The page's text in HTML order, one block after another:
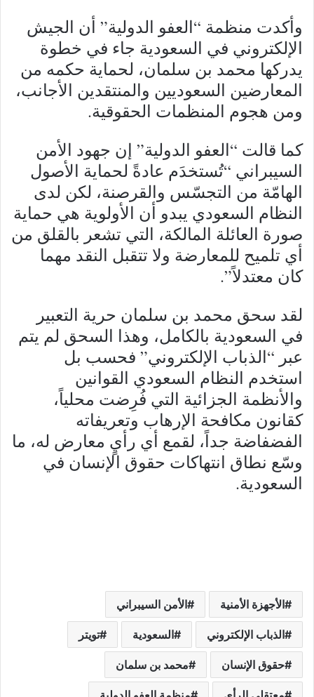
وأكدت منظمة “العفو الدولية” أن الجيش
الإلكتروني في السعودية جاء في خطوة
يدركها محمد بن سلمان، لحماية حكمه من
المعارضين السعوديين والمنتقدين الأجانب،
ومن هجوم المنظمات الحقوقية.
كما قالت “العفو الدولية” إن جهود الأمن
السيبراني “تُستخدَم عادةً لحماية الأصول
الهامّة من التجسّس والقرصنة، لكن لدى
النظام السعودي يبدو أن الأولوية هي حماية
صورة العائلة المالكة، التي تشعر بالقلق من
أي تلميح للمعارضة ولا تتقبل النقد مهما
كان معتدلاً”.
لقد سحق محمد بن سلمان حرية التعبير
في السعودية بالكامل، وهذا السحق لم يتم
عبر “الذباب الإلكتروني” فحسب بل
استخدم النظام السعودي القوانين
والأنظمة الجزائية التي فُرِضت محلياً،
كقانون مكافحة الإرهاب وتعريفاته
الفضفاضة جداً، لقمع أي رأيٍ معارض له، ما
وسّع نطاق انتهاكات حقوق الإنسان في
السعودية.
الأجهزة الأمنية الأمن السيبراني
الذباب الإلكتروني السعودية تويتر
حقوق الإنسان محمد بن سلمان